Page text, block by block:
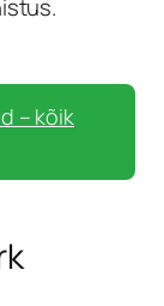
– kõik